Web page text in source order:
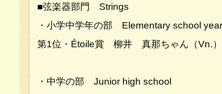
■弦楽器部門 Strings
・小学中学年の部 Elementary school
第1位・Étoile賞 柳井 真那ちゃん（Vn.）
・中学の部 Junior high school